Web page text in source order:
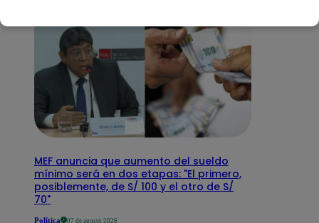
MEF anuncia que aumento del sueldo
mínimo será en dos etapas: "El primero,
posiblemente, de S/ 100 y el otro de S/
70"
Política 07 de agosto 2026